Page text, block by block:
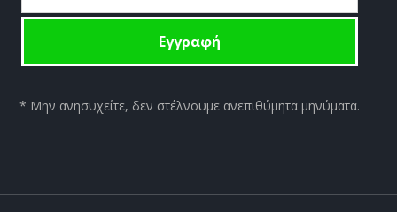
* Μην ανησυχείτε, δεν στέλνουμε ανεπιθύμητα μηνύματα.